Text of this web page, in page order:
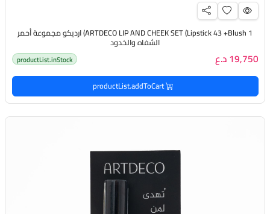
ARTDECO LIP AND CHEEK SET (Lipstick 43 +Blush 1) ارديكو مجموعة أحمر
الشفاه والخدود
19,750 د.ع productList.inStock
productList.addToCart